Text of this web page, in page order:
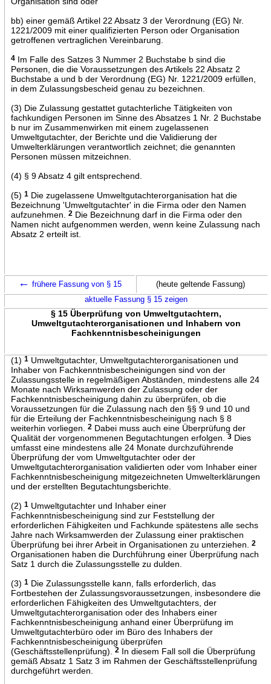
bb) einer gemäß Artikel 22 Absatz 3 der Verordnung (EG) Nr.
1221/2009 mit einer qualifizierten Person oder Organisation
getroffenen vertraglichen Vereinbarung.
4Im Falle des Satzes 3 Nummer 2 Buchstabe b sind die
Personen, die die Voraussetzungen des Artikels 22 Absatz 2
Buchstabe a und b der Verordnung (EG) Nr. 1221/2009 erfüllen,
in dem Zulassungsbescheid genau zu bezeichnen.
(3) Die Zulassung gestattet gutachterliche Tätigkeiten von
fachkundigen Personen im Sinne des Absatzes 1 Nr. 2 Buchstabe
b nur im Zusammenwirken mit einem zugelassenen
Umweltgutachter, der Berichte und die Validierung der
Umwelterklärungen verantwortlich zeichnet; die genannten
Personen müssen mitzeichnen.
(4) § 9 Absatz 4 gilt entsprechend.
(5) 1Die zugelassene Umweltgutachterorganisation hat die
Bezeichnung 'Umweltgutachter' in die Firma oder den Namen
aufzunehmen.
2Die Bezeichnung darf in die Firma oder den
Namen nicht aufgenommen werden, wenn keine Zulassung nach
Absatz 2 erteilt ist.
← frühere Fassung von § 15
(heute geltende Fassung)
aktuelle Fassung § 15 zeigen
§ 15 Überprüfung von Umweltgutachtern,
Umweltgutachterorganisationen und Inhabern von
Fachkenntnisbescheinigungen
(1) 1Umweltgutachter, Umweltgutachterorganisationen und
Inhaber von Fachkenntnisbescheinigungen sind von der
Zulassungsstelle in regelmäßigen Abständen, mindestens alle 24
Monate nach Wirksamwerden der Zulassung oder der
Fachkenntnisbescheinigung dahin zu überprüfen, ob die
Voraussetzungen für die Zulassung nach den §§ 9 und 10 und
für die Erteilung der Fachkenntnisbescheinigung nach § 8
weiterhin vorliegen.
2Dabei muss auch eine Überprüfung der
Qualität der vorgenommenen Begutachtungen erfolgen.
3Dies
umfasst eine mindestens alle 24 Monate durchzuführende
Überprüfung der vom Umweltgutachter oder der
Umweltgutachterorganisation validierten oder vom Inhaber einer
Fachkenntnisbescheinigung mitgezeichneten Umwelterklärungen
und der erstellten Begutachtungsberichte.
(2) 1Umweltgutachter und Inhaber einer
Fachkenntnisbescheinigung sind zur Feststellung der
erforderlichen Fähigkeiten und Fachkunde spätestens alle sechs
Jahre nach Wirksamwerden der Zulassung einer praktischen
Überprüfung bei ihrer Arbeit in Organisationen zu unterziehen.
2
Organisationen haben die Durchführung einer Überprüfung nach
Satz 1 durch die Zulassungsstelle zu dulden.
(3) 1Die Zulassungsstelle kann, falls erforderlich, das
Fortbestehen der Zulassungsvoraussetzungen, insbesondere die
erforderlichen Fähigkeiten des Umweltgutachters, der
Umweltgutachterorganisation oder des Inhabers einer
Fachkenntnisbescheinigung anhand einer Überprüfung im
Umweltgutachterbüro oder im Büro des Inhabers der
Fachkenntnisbescheinigung überprüfen
(Geschäftsstellenprüfung).
2In diesem Fall soll die Überprüfung
gemäß Absatz 1 Satz 3 im Rahmen der Geschäftsstellenprüfung
durchgeführt werden.